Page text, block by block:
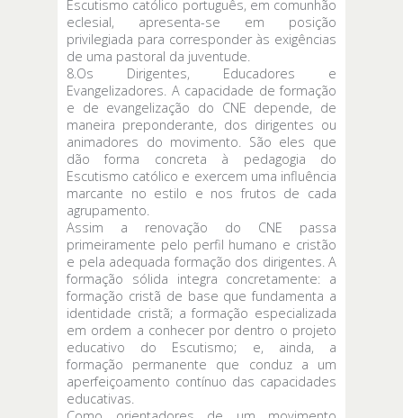
Escutismo católico português, em comunhão
eclesial, apresenta-se em posição
privilegiada para corresponder às exigências
de uma pastoral da juventude.
8.Os Dirigentes, Educadores e
Evangelizadores. A capacidade de formação
e de evangelização do CNE depende, de
maneira preponderante, dos dirigentes ou
animadores do movimento. São eles que
dão forma concreta à pedagogia do
Escutismo católico e exercem uma influência
marcante no estilo e nos frutos de cada
agrupamento.
Assim a renovação do CNE passa
primeiramente pelo perfil humano e cristão
e pela adequada formação dos dirigentes. A
formação sólida integra concretamente: a
formação cristã de base que fundamenta a
identidade cristã; a formação especializada
em ordem a conhecer por dentro o projeto
educativo do Escutismo; e, ainda, a
formação permanente que conduz a um
aperfeiçoamento contínuo das capacidades
educativas.